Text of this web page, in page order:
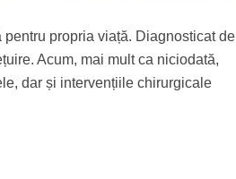
propria viață. Diagnosticat de
Acum, mai mult ca niciodată,
dar și intervențiile chirurgicale